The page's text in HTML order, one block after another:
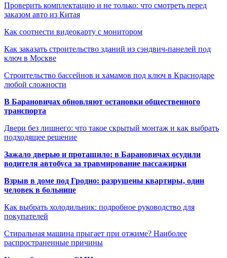
Проверить комплектацию и не только: что смотреть перед
заказом авто из Китая
Как соотнести видеокарту с монитором
Как заказать строительство зданий из сэндвич-панелей под
ключ в Москве
Строительство бассейнов и хамамов под ключ в Краснодаре
любой сложности
В Барановичах обновляют остановки общественного
транспорта
Двери без лишнего: что такое скрытый монтаж и как выбрать
подходящее решение
Зажало дверью и протащило: в Барановичах осудили
водителя автобуса за травмирование пассажирки
Взрыв в доме под Гродно: разрушены квартиры, один
человек в больнице
Как выбрать холодильник: подробное руководство для
покупателей
Стиральная машина прыгает при отжиме? Наиболее
распространенные причины